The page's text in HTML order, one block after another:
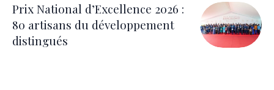
Prix National d’Excellence 2026 :
80 artisans du développement
distingués